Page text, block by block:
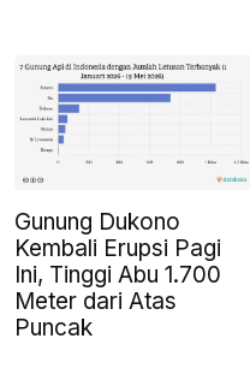
Gunung Dukono
Kembali Erupsi Pagi
Ini, Tinggi Abu 1.700
Meter dari Atas
Puncak